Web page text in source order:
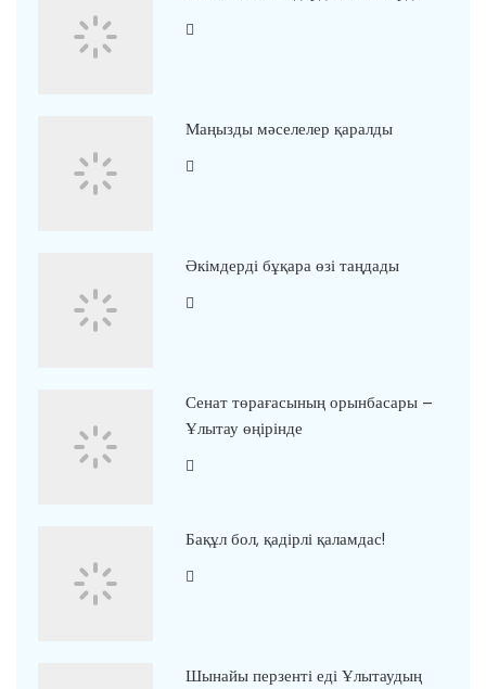
Маңызды мәселелер қаралды
Әкімдерді бұқара өзі таңдады
Сенат төрағасының орынбасары –
Ұлытау өңірінде
Бақұл бол, қадірлі қаламдас!
Шынайы перзенті еді Ұлытаудың